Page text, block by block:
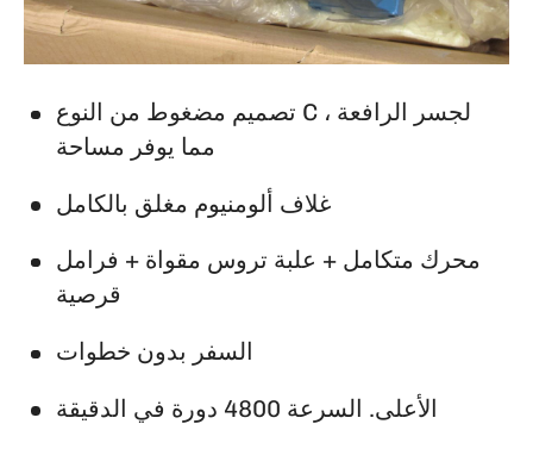
تصميم مضغوط من النوع C لجسر الرافعة ،
مما يوفر مساحة
غلاف ألومنيوم مغلق بالكامل
محرك متكامل + علبة تروس مقواة + فرامل
قرصية
السفر بدون خطوات
الأعلى. السرعة 4800 دورة في الدقيقة